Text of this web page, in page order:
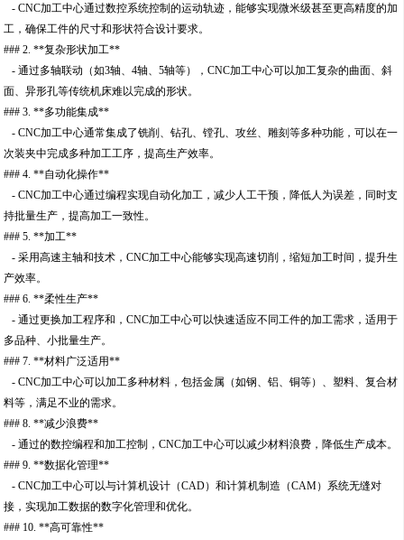
- CNC加工中心通过数控系统控制的运动轨迹，能够实现微米级甚至更高精度的加
工，确保工件的尺寸和形状符合设计要求。
### 2. **复杂形状加工**
- 通过多轴联动（如3轴、4轴、5轴等），CNC加工中心可以加工复杂的曲面、斜
面、异形孔等传统机床难以完成的形状。
### 3. **多功能集成**
- CNC加工中心通常集成了铣削、钻孔、镗孔、攻丝、雕刻等多种功能，可以在一
次装夹中完成多种加工工序，提高生产效率。
### 4. **自动化操作**
- CNC加工中心通过编程实现自动化加工，减少人工干预，降低人为误差，同时支
持批量生产，提高加工一致性。
### 5. **加工**
- 采用高速主轴和技术，CNC加工中心能够实现高速切削，缩短加工时间，提升生
产效率。
### 6. **柔性生产**
- 通过更换加工程序和，CNC加工中心可以快速适应不同工件的加工需求，适用于
多品种、小批量生产。
### 7. **材料广泛适用**
- CNC加工中心可以加工多种材料，包括金属（如钢、铝、铜等）、塑料、复合材
料等，满足不业的需求。
### 8. **减少浪费**
- 通过的数控编程和加工控制，CNC加工中心可以减少材料浪费，降低生产成本。
### 9. **数据化管理**
- CNC加工中心可以与计算机设计（CAD）和计算机制造（CAM）系统无缝对
接，实现加工数据的数字化管理和优化。
### 10. **高可靠性**